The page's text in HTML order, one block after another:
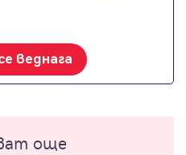
веднага
още